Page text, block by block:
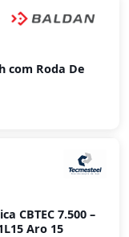
com Roda De
CBTEC 7.500 –
Aro 15